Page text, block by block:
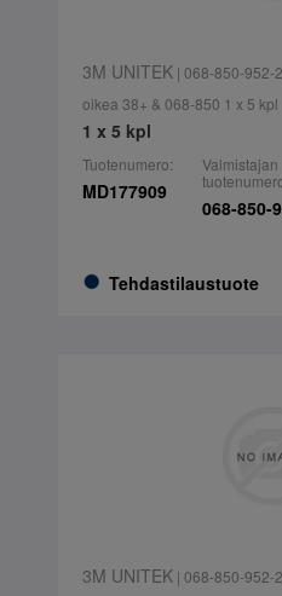
3M UNITEK| 068-850-952-
oikea 38+ & 068-850 1 x 5 kpl
1 x 5 kpl
Tuotenumero:
MD177909
Tehdastilaustuote
Valmistajan
068-850-
3M UNITEK| 068-850-952-